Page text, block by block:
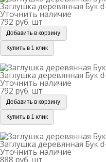
Заглушка деревянная Бук
Уточнить наличие
792 руб. шт
Добавить в корзину
Купить в 1 клик
Заглушка деревянная Бук
Заглушка деревянная Бук
Уточнить наличие
792 руб. шт
Добавить в корзину
Купить в 1 клик
Заглушка деревянная Бук
Заглушка деревянная Бук
Уточнить наличие
888 руб. шт